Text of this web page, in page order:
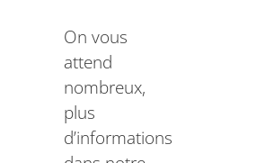
On vous
attend
nombreux,
plus
d’informations